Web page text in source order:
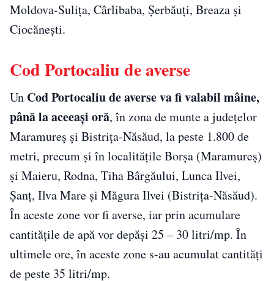
Moldova-Suliţa, Cârlibaba, Şerbăuţi, Breaza şi
Ciocăneşti.
Cod Portocaliu de averse
Un Cod Portocaliu de averse va fi valabil mâine,
până la aceeaşi oră, în zona de munte a judeţelor
Maramureş şi Bistriţa-Năsăud, la peste 1.800 de
metri, precum şi în localităţile Borşa (Maramureş)
şi Maieru, Rodna, Tiha Bârgăului, Lunca Ilvei,
Şanţ, Ilva Mare şi Măgura Ilvei (Bistriţa-Năsăud).
În aceste zone vor fi averse, iar prin acumulare
cantităţile de apă vor depăşi 25 – 30 litri/mp. În
ultimele ore, în aceste zone s-au acumulat cantităţi
de peste 35 litri/mp.